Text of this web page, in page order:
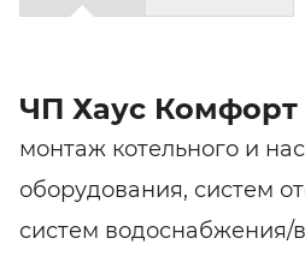
ЧП Хаус Комфорт
монтаж котельного и
оборудования, систем
систем водоснабжения/